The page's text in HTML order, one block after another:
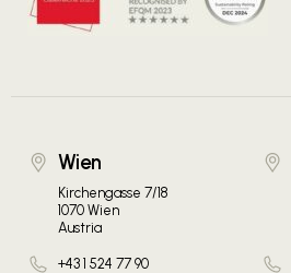
Wien
Kirchengasse 7/18
1070 Wien
Austria
+43 1 524 77 90